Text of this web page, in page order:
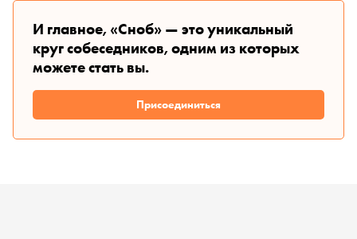
И главное, «Сноб» — это уникальный
круг собеседников, одним из которых
можете стать вы.
Присоединиться